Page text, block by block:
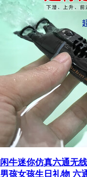
闲牛迷你仿真六通无
男孩女孩生日礼物 六